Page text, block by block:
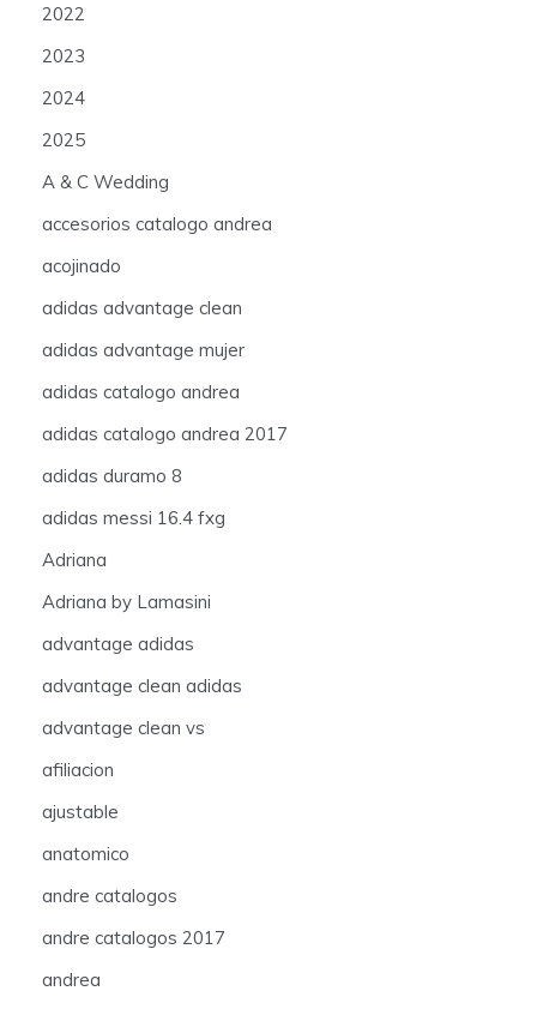
2022
2023
2024
2025
A & C Wedding
accesorios catalogo andrea
acojinado
adidas advantage clean
adidas advantage mujer
adidas catalogo andrea
adidas catalogo andrea 2017
adidas duramo 8
adidas messi 16.4 fxg
Adriana
Adriana by Lamasini
advantage adidas
advantage clean adidas
advantage clean vs
afiliacion
ajustable
anatomico
andre catalogos
andre catalogos 2017
andrea